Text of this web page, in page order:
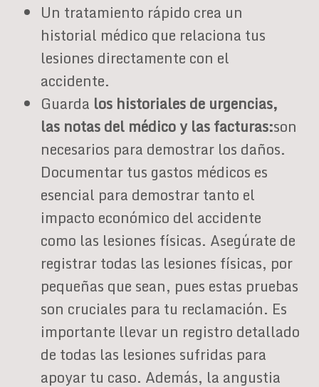
Un tratamiento rápido crea un
historial médico que relaciona tus
lesiones directamente con el
accidente.
Guarda los historiales de urgencias,
las notas del médico y las facturas:son
necesarios para demostrar los daños.
Documentar tus gastos médicos es
esencial para demostrar tanto el
impacto económico del accidente
como las lesiones físicas. Asegúrate de
registrar todas las lesiones físicas, por
pequeñas que sean, pues estas pruebas
son cruciales para tu reclamación. Es
importante llevar un registro detallado
de todas las lesiones sufridas para
apoyar tu caso. Además, la angustia